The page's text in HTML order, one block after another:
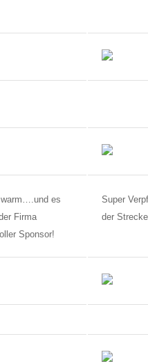
es
Firma
Sponsor!
Super
der